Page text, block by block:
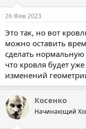
26 Фев 2023
Это так, но вот
можно оставить
сделать нормальную
что кровля будет
изменений
Косенко
Начинающий